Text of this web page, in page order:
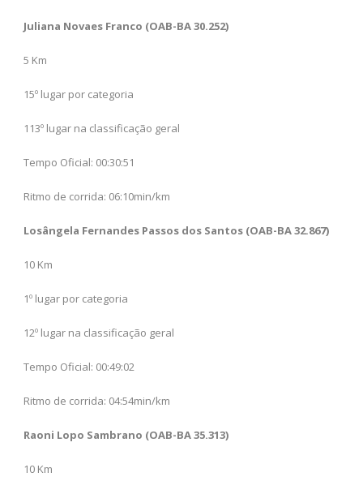
Juliana Novaes Franco (OAB-BA 30.252)
5 Km
15º lugar por categoria
113º lugar na classificação geral
Tempo Oficial: 00:30:51
Ritmo de corrida: 06:10min/km
Losângela Fernandes Passos dos Santos (OAB-BA 32.867)
10 Km
1º lugar por categoria
12º lugar na classificação geral
Tempo Oficial: 00:49:02
Ritmo de corrida: 04:54min/km
Raoni Lopo Sambrano (OAB-BA 35.313)
10 Km